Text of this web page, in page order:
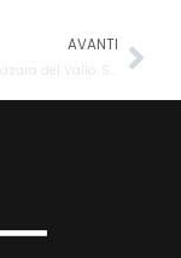
AVANTI